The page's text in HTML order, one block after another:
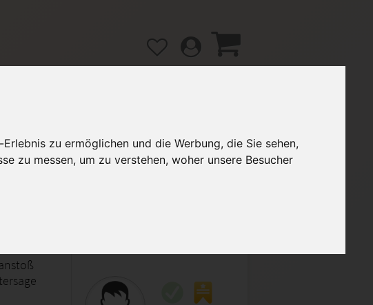
zu ermöglichen und die Werbung, die Sie sehen,
zu messen, um zu verstehen, woher unsere Besucher
/ Lehrgänge Hilfe / FAQ